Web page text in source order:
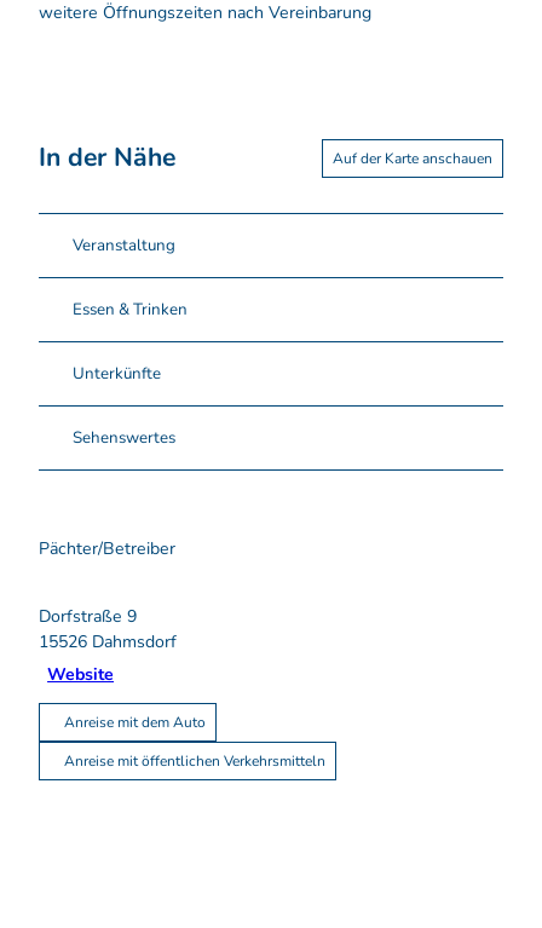
weitere Öffnungszeiten nach Vereinbarung
In der Nähe Auf der Karte anschauen
Veranstaltung
Essen & Trinken
Unterkünfte
Sehenswertes
Pächter/Betreiber
Dorfstraße 9
15526 Dahmsdorf
Website
Anreise mit dem Auto
Anreise mit öffentlichen Verkehrsmitteln